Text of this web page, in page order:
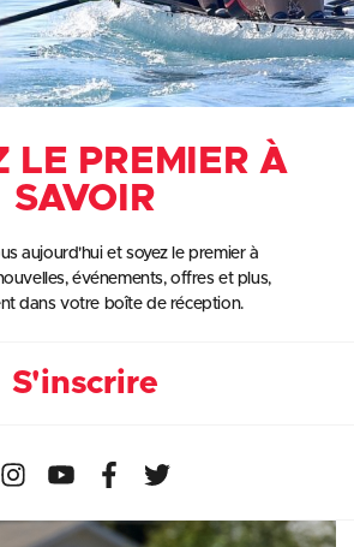
LE PREMIER À
SAVOIR
aujourd'hui et soyez le premier à
événements, offres et plus,
dans votre boîte de réception.
S'inscrire